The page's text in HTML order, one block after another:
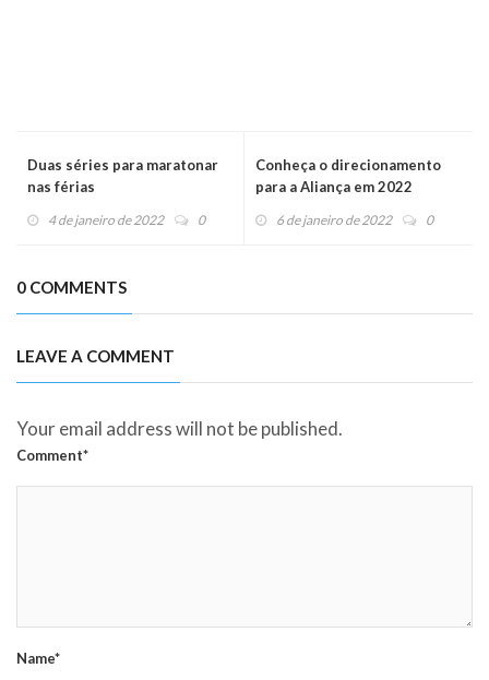
Duas séries para maratonar
nas férias
4 de janeiro de 2022 0
Conheça o direcionamento
para a Aliança em 2022
6 de janeiro de 2022 0
0 COMMENTS
LEAVE A COMMENT
Your email address will not be published.
Comment*
Name*